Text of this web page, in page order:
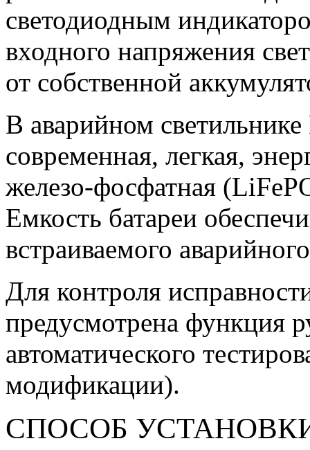
светодиодным
входного напряжения
от собственной
В аварийном
современная, легкая,
железо-фосфатная
Емкость батареи
встраиваемого
Для контроля
предусмотрена функция
автоматического
модификации).
СПОСОБ